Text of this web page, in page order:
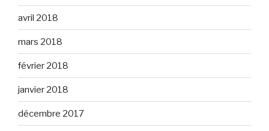
avril 2018
mars 2018
février 2018
janvier 2018
décembre 2017